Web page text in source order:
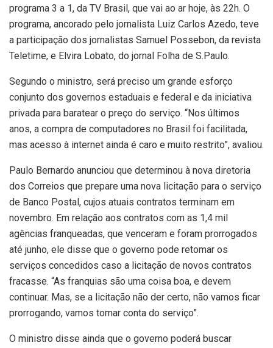
programa 3 a 1, da TV Brasil, que vai ao ar hoje, às 22h. O
programa, ancorado pelo jornalista Luiz Carlos Azedo, teve
a participação dos jornalistas Samuel Possebon, da revista
Teletime, e Elvira Lobato, do jornal Folha de S.Paulo.
Segundo o ministro, será preciso um grande esforço
conjunto dos governos estaduais e federal e da iniciativa
privada para baratear o preço do serviço. “Nos últimos
anos, a compra de computadores no Brasil foi facilitada,
mas acesso à internet ainda é caro e muito restrito”, avaliou.
Paulo Bernardo anunciou que determinou à nova diretoria
dos Correios que prepare uma nova licitação para o serviço
de Banco Postal, cujos atuais contratos terminam em
novembro. Em relação aos contratos com as 1,4 mil
agências franqueadas, que venceram e foram prorrogados
até junho, ele disse que o governo pode retomar os
serviços concedidos caso a licitação de novos contratos
fracasse. “As franquias são uma coisa boa, e devem
continuar. Mas, se a licitação não der certo, não vamos ficar
prorrogando, vamos tomar conta do serviço”.
O ministro disse ainda que o governo poderá buscar